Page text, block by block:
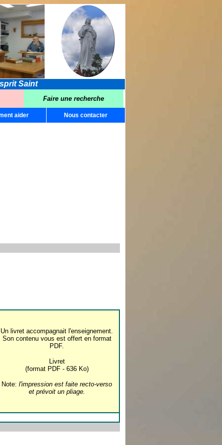
Saint
Faire une recherche
aider Nous contacter
Un livret accompagnait l'enseignement.
Son contenu vous est offert en format
PDF.
Livret
(format PDF - 636 Ko)
Note: l'impression est faite recto-verso
et prévoit un pliage.